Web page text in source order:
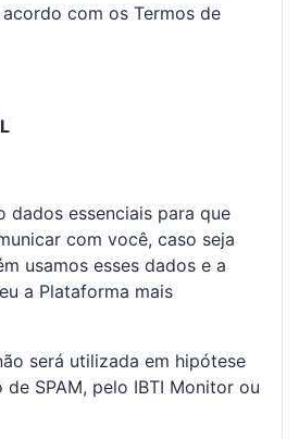
com os Termos de
dados essenciais para que
com você, caso seja
usamos esses dados e a
a Plataforma mais
será utilizada em hipótese
SPAM, pelo IBTI Monitor ou